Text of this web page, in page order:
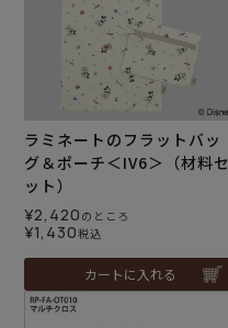
ラミネートのフラットバッ
グ＆ポーチ＜IV6＞（材料セ
ット）
¥2,420 のところ
¥1,430税込
カートに入れる